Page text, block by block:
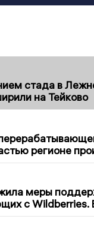
стада в
на Тейково
регионе
меры
с Wildberries.